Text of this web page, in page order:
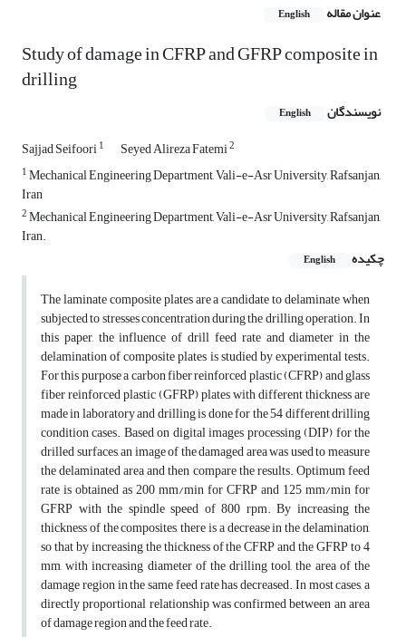
عنوان مقاله English
Study of damage in CFRP and GFRP composite in
drilling
نویسندگان English
Sajjad Seifoori1 Seyed Alireza Fatemi2
1Mechanical Engineering Department, Vali-e-Asr University, Rafsanjan,
Iran
2Mechanical Engineering Department, Vali-e-Asr University, Rafsanjan,
Iran.
چکیده
English
The laminate composite plates are a candidate to delaminate when
subjected to stresses concentration during the drilling operation. In
this paper, the influence of drill feed rate and diameter in the
delamination of composite plates is studied by experimental tests.
For this purpose a carbon fiber reinforced plastic (CFRP) and glass
fiber reinforced plastic (GFRP) plates with different thickness are
made in laboratory and drilling is done for the 54 different drilling
condition cases. Based on digital images processing (DIP) for the
drilled surfaces, an image of the damaged area was used to measure
the delaminated area and then compare the results. Optimum feed
rate is obtained as 200 mm/min for CFRP and 125 mm/min for
GFRP with the spindle speed of 800 rpm. By increasing the
thickness of the composites, there is a decrease in the delamination,
so that by increasing the thickness of the CFRP and the GFRP to 4
mm, with increasing diameter of the drilling tool, the area of the
damage region in the same feed rate has decreased. In most cases, a
directly proportional relationship was confirmed between an area
of damage region and the feed rate.